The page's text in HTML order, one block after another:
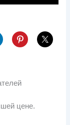
цене.